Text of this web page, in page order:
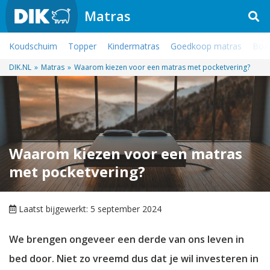
Matras
Koudschuim Topper Kindermatras Goedkoop matras
DIK.NL » Matras » Waarom kiezen voor een matras met pocketvering?
Waarom kiezen voor een matras
met pocketvering?
Laatst bijgewerkt: 5 september 2024
We brengen ongeveer een derde van ons leven in
bed door. Niet zo vreemd dus dat je wil investeren in